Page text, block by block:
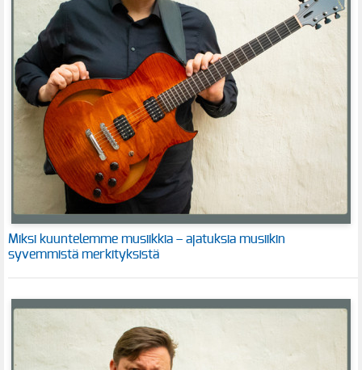
Miksi kuuntelemme musiikkia – ajatuksia musiikin
syvemmistä merkityksistä